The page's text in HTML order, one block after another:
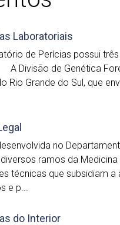
Laboratoriais
de Perícias possui
de Genética
Rio Grande do Sul, que
no
ramos da
técnicas que subsidiam a
e p...
do Interior